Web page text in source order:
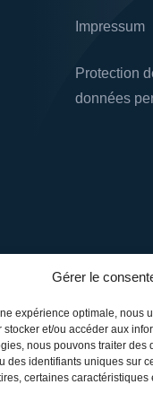
Gérer le
expérience optimale, nous
stocker et/ou accéder aux
nous pouvons traiter des
des identifiants uniques sur
certaines
Impressum
Protection
données